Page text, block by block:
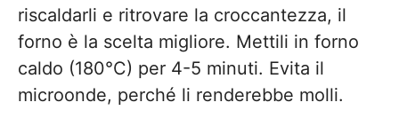
riscaldarli e ritrovare la croccantezza, il
forno è la scelta migliore. Mettili in forno
caldo (180°C) per 4-5 minuti. Evita il
microonde, perché li renderebbe molli.